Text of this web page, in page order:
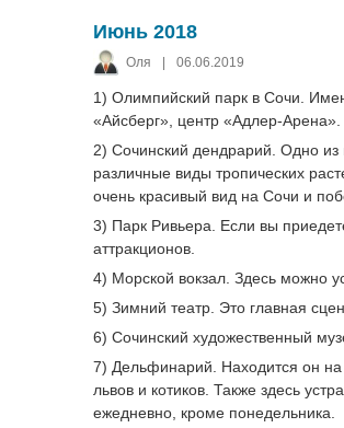
Июнь 2018
Оля | 06.06.2019
1) Олимпийский парк в Сочи.
«Айсберг», центр «Адлер-
2) Сочинский дендрарий. Одно
различные виды тропических
очень красивый вид на Сочи и
3) Парк Ривьера. Если вы
аттракционов.
4) Морской вокзал. Здесь можно
5) Зимний театр. Это главная
6) Сочинский художественный
7) Дельфинарий. Находится он на
львов и котиков. Также здесь
ежедневно, кроме понедельника.